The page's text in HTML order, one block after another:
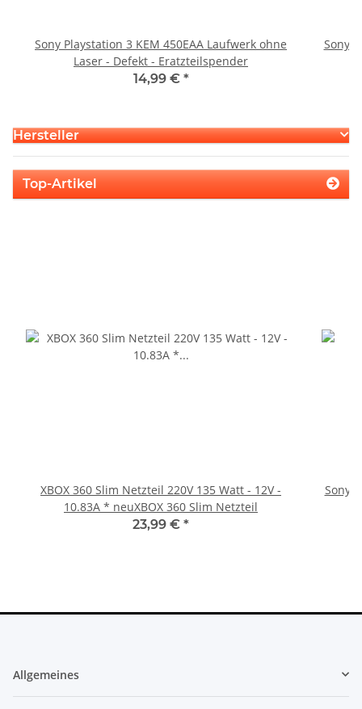
Sony Playstation 3 KEM 450EAA Laufwerk ohne
Laser - Defekt - Eratzteilspender
14,99 € *
Sony
Hersteller
Top-Artikel
XBOX 360 Slim Netzteil 220V 135 Watt - 12V -
10.83A * neuXBOX 360 Slim Netzteil
23,99 € *
Sony
Allgemeines